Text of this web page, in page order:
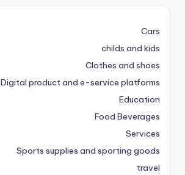
Cars
childs and kids
Clothes and shoes
Digital product and e-service platforms
Education
Food Beverages
Services
Sports supplies and sporting goods
travel